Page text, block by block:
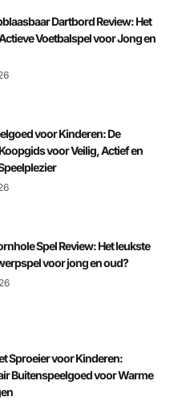
Dartbord Review: Het
Voetbalspel voor Jong en
voor Kinderen: De
voor Veilig, Actief en
Spel Review: Het leukste
voor jong en oud?
Sproeier voor Kinderen:
Buitenspeelgoed voor Warme